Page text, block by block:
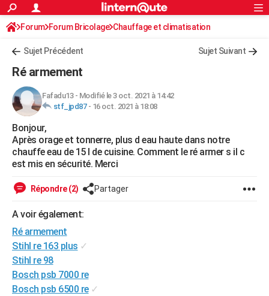
ACTUALITÉS
Politique
Société
Faits Divers
Education
Monde
Villes
+
FINANCE
Retraite
Impôts
Epargne
Immobilier
Risques naturels par ville
Banque
Assurance
Crédit
AUTO
Essais
Réserver un essai
Citadines
Berlines
SUV
Forum auto
+HIGH-TECH
Mobiles
Meilleur smartphone
Internet
Ordinateurs
Jeux vidéo
Guide high-tech
+BRICOLAGE
Forum
Aménagement intérieur
Extérieur
Cuisine
Salle de bains
Jardinage
Rangement
WEEK-END
LIFESTYLE
Art de vivre
Bien-être
Loisirs
Mode
Modes de vie
SANTE
Alimentation
Guide de la santé
Maladies
Médicaments
Sommeil
VOYAGE
Destinations
City break
Voyage nature
Voyage de noces
Forum
Climat
+PHOTO
Rechercher
S'inscrire
Connexion
Forum Forum Bricolage Chauffage et climatisation
Chauffe-eau électrique - gaz- solaire
Sujet Précédent Sujet Suivant
Ré armement
Fafadu13- Modifié le 3 oct. 2021 à 14:42
stf_jpd87- 16 oct. 2021 à 18:08
Bonjour,
Après orage et tonnerre, plus d eau haute dans notre
chauffe eau de 15 l de cuisine. Comment le ré armer s il c
est mis en sécurité. Merci
Répondre (2) Partager
A voir également:
Ré armement
Stihl re 163 plus ✓
Stihl re 98
Bosch psb 7000 re
Bosch psb 6500 re ✓